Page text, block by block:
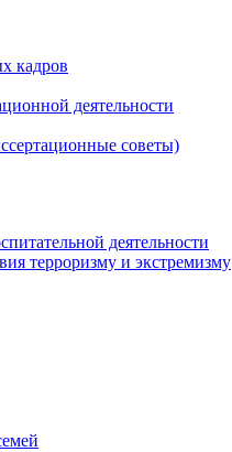
кадров
деятельности
советы)
деятельности
терроризму и экстремизму